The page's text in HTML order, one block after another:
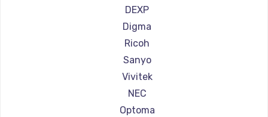
DEXP
Digma
Ricoh
Sanyo
Vivitek
NEC
Optoma